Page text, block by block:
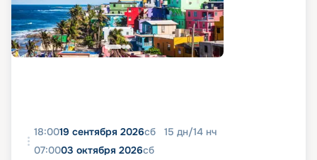
18:0019 сентября 2026сб 15 дн/14 нч
07:0003 октября 2026сб